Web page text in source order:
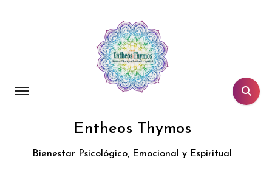
Entheos Thymos
Bienestar Psicológico, Emocional y Espiritual